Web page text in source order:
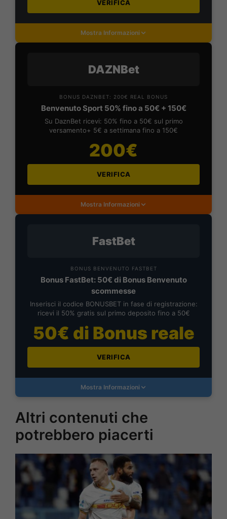
VERIFICA
Mostra Informazioni
DAZNBet
BONUS DAZNBET: 200€ REAL BONUS
Benvenuto Sport 50% fino a 50€ + 150€
Su DaznBet ricevi: 50% fino a 50€ sul primo
versamento+ 5€ a settimana fino a 150€
200€
VERIFICA
Mostra Informazioni
FastBet
BONUS BENVENUTO FASTBET
Bonus FastBet: 50€ di Bonus Benvenuto
scommesse
Inserisci il codice BONUSBET in fase di registrazione:
ricevi il 50% gratis sul primo deposito fino a 50€
50€ di Bonus reale
VERIFICA
Mostra Informazioni
Altri contenuti che
potrebbero piacerti